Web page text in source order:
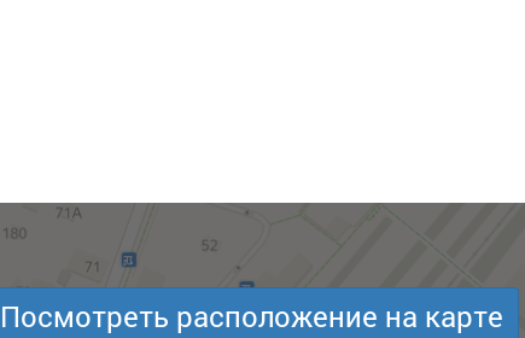
Посмотреть расположение на карте